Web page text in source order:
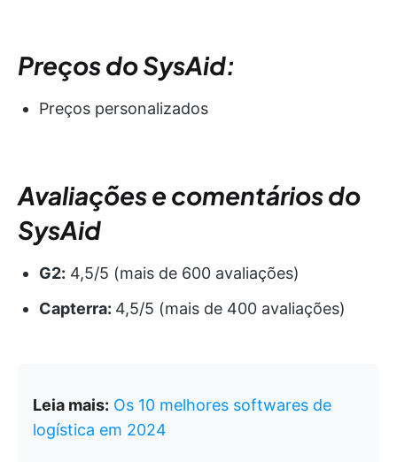
Preços do SysAid:
Preços personalizados
Avaliações e comentários do
SysAid
G2: 4,5/5 (mais de 600 avaliações)
Capterra: 4,5/5 (mais de 400 avaliações)
Leia mais: Os 10 melhores softwares de
logística em 2024